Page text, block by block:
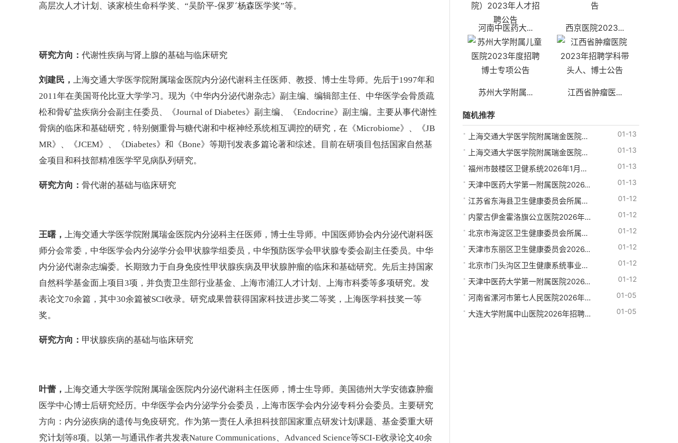
高层次人才计划、谈家桢生命科学奖、“吴阶平-保罗´杨森医学奖”等。
研究方向： 代谢性疾病与肾上腺的基础与临床研究
刘建民，
上海交通大学医学院附属瑞金医院内分泌代谢科主任医师、教授、博士生导师。先后于1997年和
2011年在美国哥伦比亚大学学习。现为《中华内分泌代谢杂志》副主编、编辑部主任、中华医学会骨质疏
松和骨矿盐疾病分会副主任委员、《Journal of Diabetes》副主编、《Endocrine》副主编。主要从事代谢性
骨病的临床和基础研究，特别侧重骨与糖代谢和中枢神经系统相互调控的研究，在《Microbiome》、《JB
MR》、《JCEM》、《Diabetes》和《Bone》等期刊发表多篇论著和综述。目前在研项目包括国家自然基
金项目和科技部精准医学罕见病队列研究。
研究方向： 骨代谢的基础与临床研究
王曙，
上海交通大学医学院附属瑞金医院内分泌科主任医师，博士生导师。中国医师协会内分泌代谢科医
师分会常委，中华医学会内分泌学分会甲状腺学组委员，中华预防医学会甲状腺专委会副主任委员。中华
内分泌代谢杂志编委。长期致力于自身免疫性甲状腺疾病及甲状腺肿瘤的临床和基础研究。先后主持国家
自然科学基金面上项目3项，并负责卫生部行业基金、上海市浦江人才计划、上海市科委等多项研究。发
表论文70余篇，其中30余篇被SCI收录。研究成果曾获得国家科技进步奖二等奖，上海医学科技奖一等
奖。
研究方向： 甲状腺疾病的基础与临床研究
叶蕾，
上海交通大学医学院附属瑞金医院内分泌代谢科主任医师，博士生导师。美国德州大学安德森肿瘤
医学中心博士后研究经历。中华医学会内分泌学分会委员，上海市医学会内分泌专科分会委员。主要研究
方向：内分泌疾病的遗传与免疫研究。作为第一责任人承担科技部国家重点研发计划课题、基金委重大研
究计划等8项。以第一与通讯作者共发表Nature Communications、Advanced Science等SCI-E收录论文40余
河南中医药大... 西京医院2023...
苏州大学附属... 江西省肿瘤医...
随机推荐
01-13
上海交通大学医学院附属瑞金医院...
01-13
上海交通大学医学院附属瑞金医院...
01-13
福州市鼓楼区卫健系统2026年1月...
01-13
天津中医药大学第一附属医院2026...
01-12
江苏省东海县卫生健康委员会所属...
01-12
内蒙古伊金霍洛旗公立医院2026年...
01-12
北京市海淀区卫生健康委员会所属...
01-12
天津市东丽区卫生健康委员会2026...
01-12
北京市门头沟区卫生健康系统事业...
01-12
天津中医药大学第一附属医院2026...
01-05
河南省漯河市第七人民医院2026年...
01-05
大连大学附属中山医院2026年招聘...